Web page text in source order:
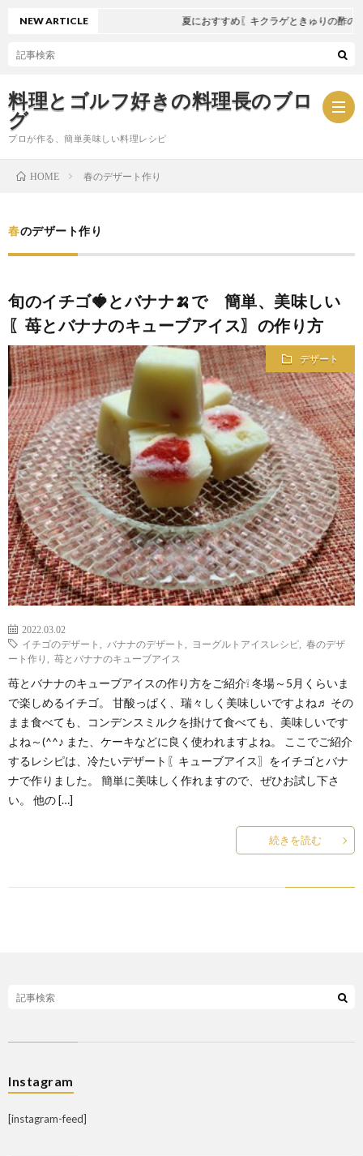
料理とゴルフ好きの料理長のブロ
グ
プロが作る、簡単美味しい料理レシピ
わ
せ
バ
シ
ー
ポ
リ
シ
NEW ARTICLE 夏におすすめ〖キクラゲときゅりの酢の物〗
HOME 春のデザート作り
春のデザート作り
旬のイチゴ🍓とバナナ🍌で 簡単、美味しい
〖苺とバナナのキューブアイス〗の作り方
デザート
2022.03.02
イチゴのデザート
バナナのデザート ヨーグルトアイスレシピ
春のデザ
ート作り
苺とバナナのキューブアイス
苺とバナナのキューブアイスの作り方をご紹介❕ 冬場～5月くらいま
で楽しめるイチゴ。 甘酸っぱく、瑞々しく美味しいですよね♬ その
まま食べても、コンデンスミルクを掛けて食べても、美味しいです
よね～(^^♪ また、ケーキなどに良く使われますよね。 ここでご紹介
するレシピは、冷たいデザート〖キューブアイス〗をイチゴとバナ
ナで作りました。 簡単に美味しく作れますので、ぜひお試し下さ
い。 他の […]
続きを読む
Instagram
[instagram-feed]